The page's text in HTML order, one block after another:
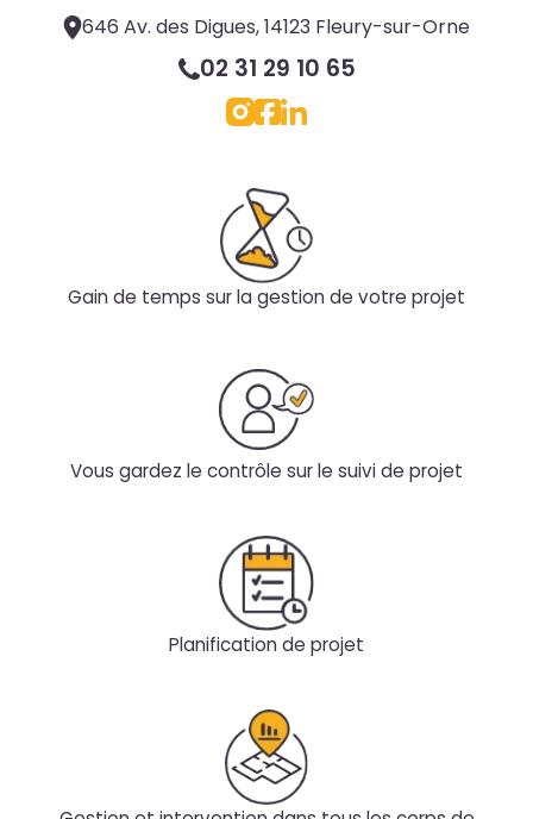
646 Av. des Digues, 14123 Fleury-sur-Orne
02 31 29 10 65
Gain de temps sur la gestion de votre projet
Vous gardez le contrôle sur le suivi de projet
Planification de projet